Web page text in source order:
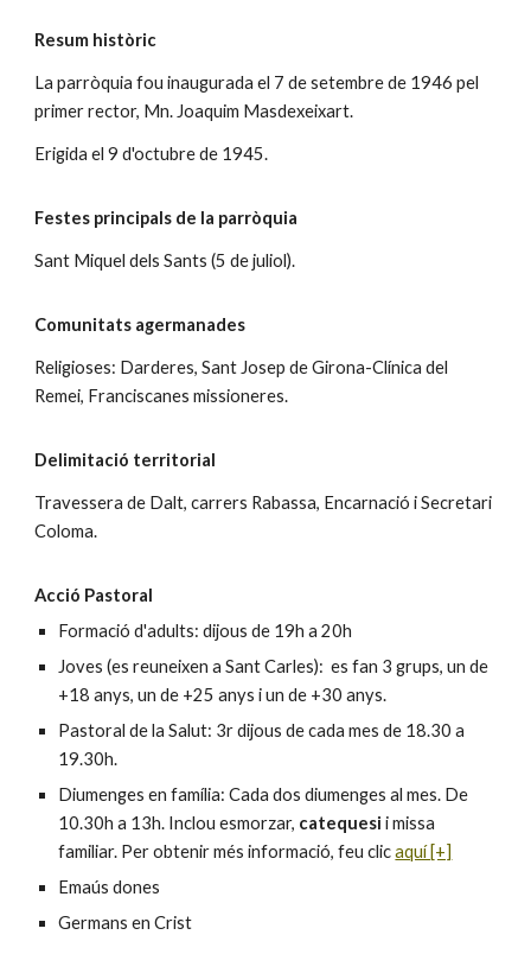
Resum històric
La parròquia fou inaugurada el 7 de setembre de 1946 pel
primer rector, Mn. Joaquim Masdexeixart.
Erigida el 9 d'octubre de 1945.
Festes principals de la parròquia
Sant Miquel dels Sants (5 de juliol).
Comunitats agermanades
Religioses: Darderes, Sant Josep de Girona-Clínica del
Remei, Franciscanes missioneres.
Delimitació territorial
Travessera de Dalt, carrers Rabassa, Encarnació i Secretari
Coloma.
Acció Pastoral
Formació d'adults: dijous de 19h a 20h
Joves (es reuneixen a Sant Carles): es fan 3 grups, un de
+18 anys, un de +25 anys i un de +30 anys.
Pastoral de la Salut: 3r dijous de cada mes de 18.30 a
19.30h.
Diumenges en família: Cada dos diumenges al mes. De
10.30h a 13h. Inclou esmorzar, catequesii missa
familiar. Per obtenir més informació, feu clicaquí [+]
Emaús dones
Germans en Crist